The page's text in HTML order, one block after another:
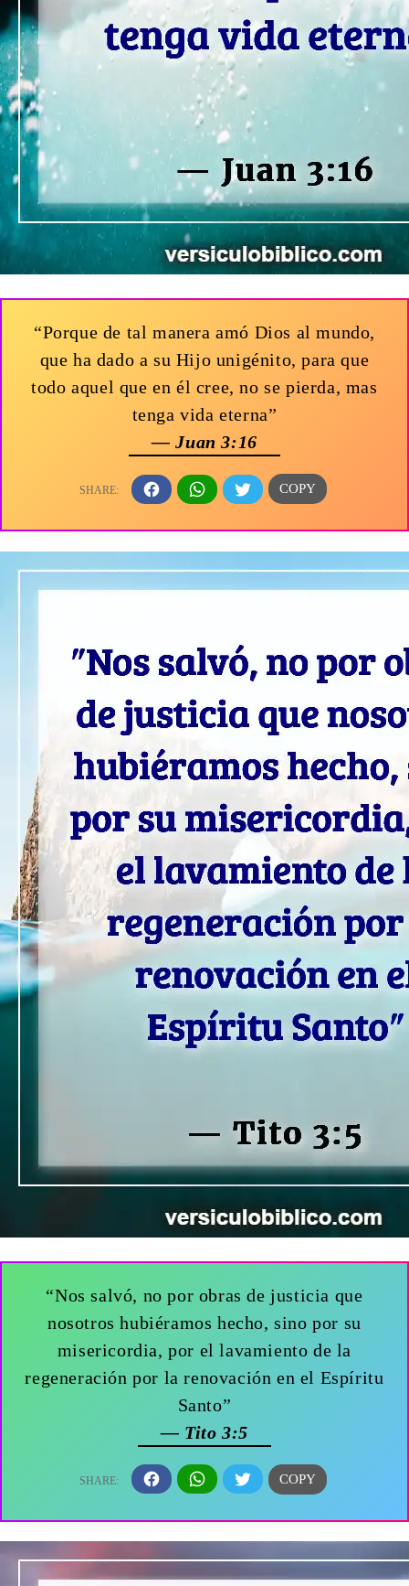
“Porque de tal manera amó Dios al mundo,
que ha dado a su Hijo unigénito, para que
todo aquel que en él cree, no se pierda, mas
tenga vida eterna”
— Juan 3:16
“Nos salvó, no por obras de justicia que
nosotros hubiéramos hecho, sino por su
misericordia, por el lavamiento de la
regeneración por la renovación en el Espíritu
Santo”
— Tito 3:5